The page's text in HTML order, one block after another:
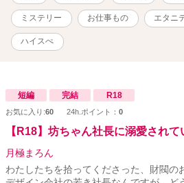
ミステリー お仕事もの エタニ
ハイスぺ
短編 完結 R18
お気に入り:60 24h.ポイント： 0
【R18】坊ちゃん社長に溺愛され
月極まろん
わたしたちを拾ってくださった、財閥の